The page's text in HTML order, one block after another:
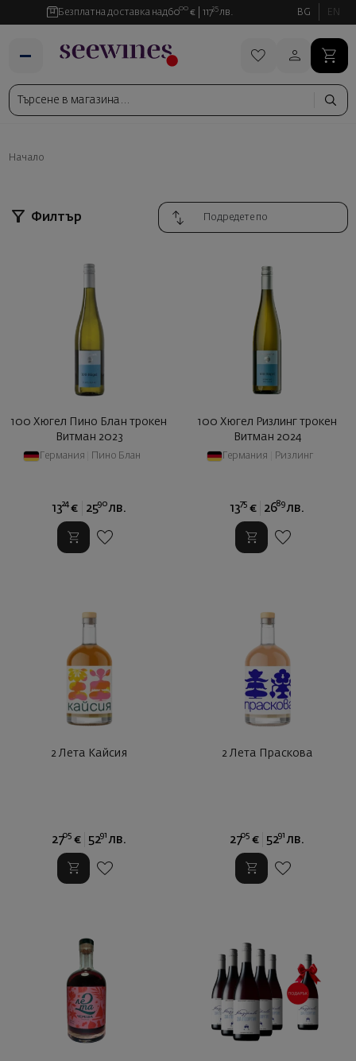
Безплатна доставка над6000 € 11735 лв. BG EN
Начало
Филтър
100 Хюгел Пино Блан трокен
Витман 2023
Германия Пино Блан
1324 € 2590 лв.
100 Хюгел Ризлинг трокен
Витман 2024
Германия Ризлинг
1375 € 2689 лв.
2 Лета Кайсия
2705 € 5291 лв.
2 Лета Праскова
2705 € 5291 лв.